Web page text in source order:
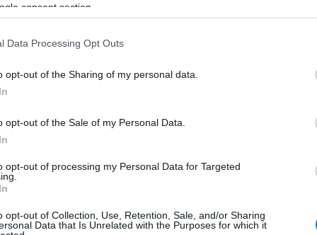
consent section.
Data Processing Opt Outs
opt-out of the Sharing of my personal data.
opt-out of the Sale of my Personal Data.
opt-out of processing my Personal Data for Targeted
opt-out of Collection, Use, Retention, Sale, and/or Sharing
Data that Is Unrelated with the Purposes for which it
OLVASOM
A NÉMETBEN IS, ÉS
MINDEN KEZDET
A MAGYAR
csiperke
(1
)